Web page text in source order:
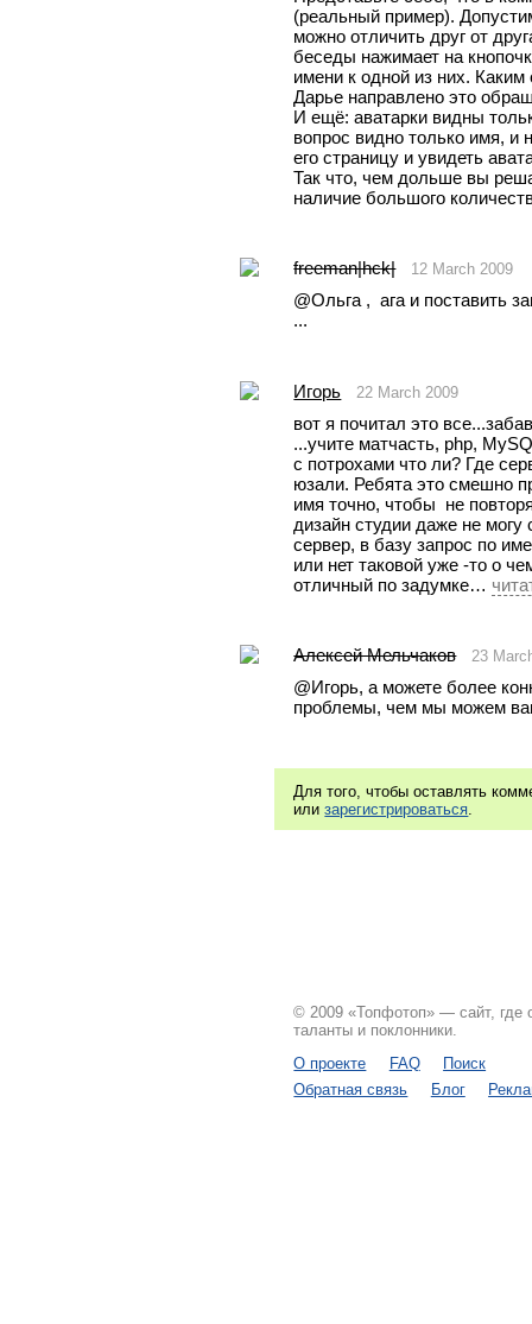
(реальный пример).
можно отличить друг от
беседы нажимает на
имени к одной из них. Каким
Дарье направлено это
И ещё: аватарки видны
вопрос видно только имя, и
его страницу и увидеть
Так что, чем дольше вы
наличие большого
freeman|hck| 12 March 2009
@Oльга ,  ага и поставить
...
Игорь 22 March 2009
вот я почитал это
...учите матчасть, php,
с потрохами что ли? Где
юзали. Ребята это смешно
имя точно, чтобы  не
дизайн студии даже не
сервер, в базу запрос по
или нет таковой уже -то о
отличный по задумке…
Aлексей Мельчаков 23
@Игорь, а можете более
проблемы, чем мы можем
Для того, чтобы оставлять
илизарегистрироваться
© 2009 «Топфотоп» — сайт, где
таланты и поклонники.
О проекте
FAQ
Поиск
Обратная связь
Блог